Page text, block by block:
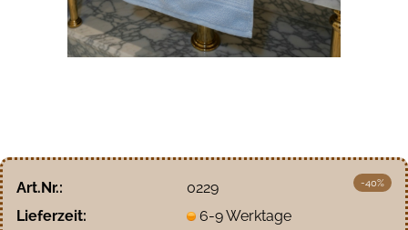
-40%
Art.Nr.:
0229
Lieferzeit:
6-9 Werktage